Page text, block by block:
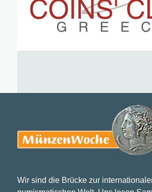
Wir sind die Brücke zur